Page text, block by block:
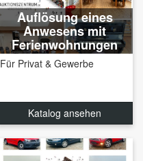
Auflösung eines
Anwesens mit
Ferienwohnungen
Für Privat & Gewerbe
Katalog ansehen